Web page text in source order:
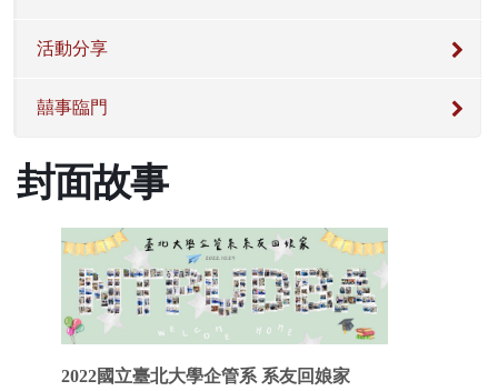
活動分享
囍事臨門
封面故事
2022國立臺北大學企管系 系友回娘家